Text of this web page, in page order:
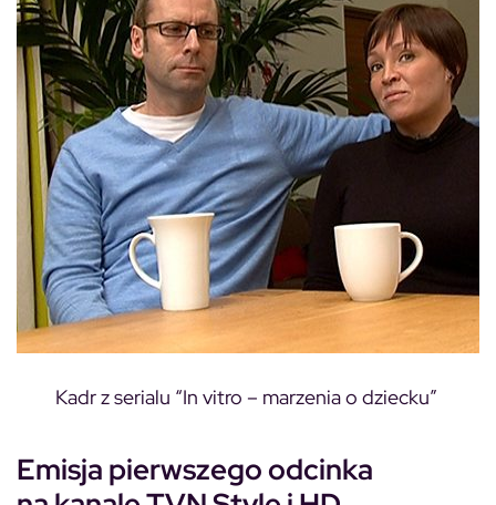
Kadr z serialu “In vitro – marzenia o dziecku”
Emisja pierwszego odcinka